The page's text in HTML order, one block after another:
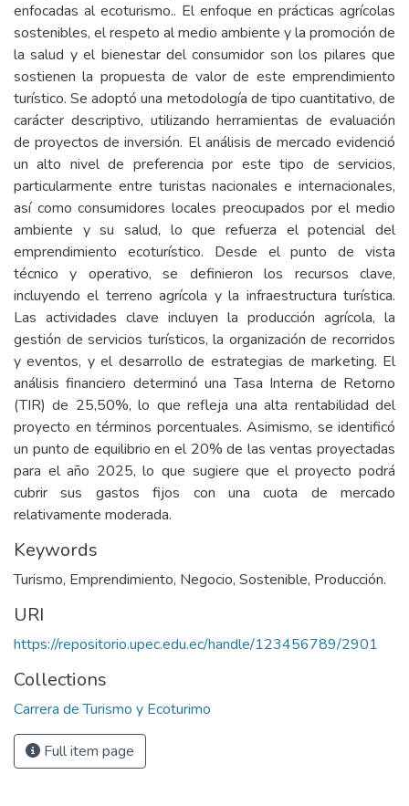
enfocadas al ecoturismo.. El enfoque en prácticas agrícolas
sostenibles, el respeto al medio ambiente y la promoción de
la salud y el bienestar del consumidor son los pilares que
sostienen la propuesta de valor de este emprendimiento
turístico. Se adoptó una metodología de tipo cuantitativo, de
carácter descriptivo, utilizando herramientas de evaluación
de proyectos de inversión. El análisis de mercado evidenció
un alto nivel de preferencia por este tipo de servicios,
particularmente entre turistas nacionales e internacionales,
así como consumidores locales preocupados por el medio
ambiente y su salud, lo que refuerza el potencial del
emprendimiento ecoturístico. Desde el punto de vista
técnico y operativo, se definieron los recursos clave,
incluyendo el terreno agrícola y la infraestructura turística.
Las actividades clave incluyen la producción agrícola, la
gestión de servicios turísticos, la organización de recorridos
y eventos, y el desarrollo de estrategias de marketing. El
análisis financiero determinó una Tasa Interna de Retorno
(TIR) de 25,50%, lo que refleja una alta rentabilidad del
proyecto en términos porcentuales. Asimismo, se identificó
un punto de equilibrio en el 20% de las ventas proyectadas
para el año 2025, lo que sugiere que el proyecto podrá
cubrir sus gastos fijos con una cuota de mercado
relativamente moderada.
Keywords
Turismo, Emprendimiento, Negocio, Sostenible, Producción.
URI
https://repositorio.upec.edu.ec/handle/123456789/2901
Collections
Carrera de Turismo y Ecoturimo
Full item page